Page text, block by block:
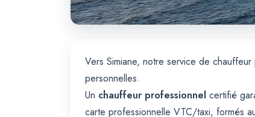
Vers Simiane, notre service de
personnelles.
Un chauffeur professionnel certifié
carte professionnelle VTC/taxi, formés